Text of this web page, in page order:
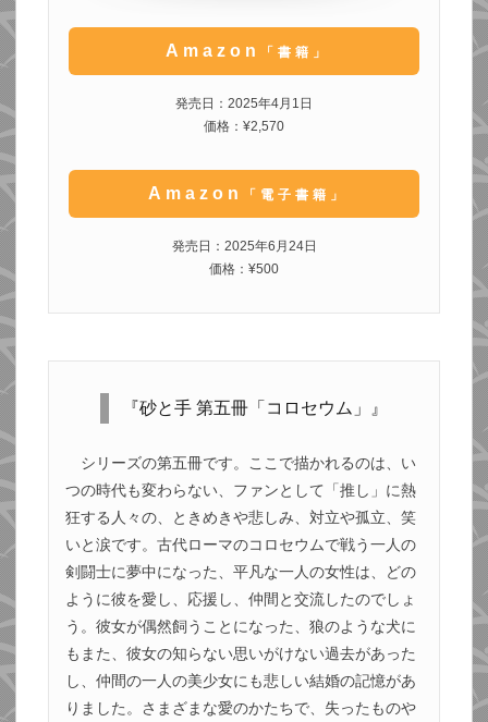
Amazon 「書籍」
発売日：2025年4月1日
価格：¥2,570
Amazon 「電子書籍」
発売日：2025年6月24日
価格：¥500
『砂と手 第五冊「コロセウム」』
シリーズの第五冊です。ここで描かれるのは、い
つの時代も変わらない、ファンとして「推し」に熱
狂する人々の、ときめきや悲しみ、対立や孤立、笑
いと涙です。古代ローマのコロセウムで戦う一人の
剣闘士に夢中になった、平凡な一人の女性は、どの
ように彼を愛し、応援し、仲間と交流したのでしょ
う。彼女が偶然飼うことになった、狼のような犬に
もまた、彼女の知らない思いがけない過去があった
し、仲間の一人の美少女にも悲しい結婚の記憶があ
りました。さまざまな愛のかたちで、失ったものや